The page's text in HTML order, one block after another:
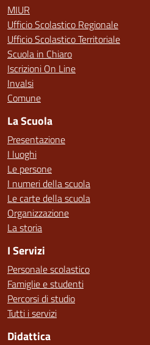
MIUR
Ufficio Scolastico Regionale
Ufficio Scolastico Territoriale
Scuola in Chiaro
Iscrizioni On Line
Invalsi
Comune
La Scuola
Presentazione
I luoghi
Le persone
I numeri della scuola
Le carte della scuola
Organizzazione
La storia
I Servizi
Personale scolastico
Famiglie e studenti
Percorsi di studio
Tutti i servizi
Didattica